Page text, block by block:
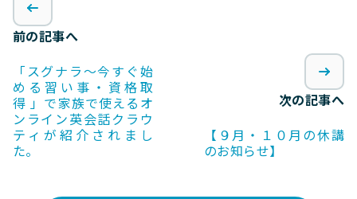
前の記事へ
「スグナラ〜今すぐ始
める習い事・資格取
得 」で家族で使えるオ
ンライン英会話クラウ
ティが紹介されまし
た。
次の記事へ
【９月・１０月の休講
のお知らせ】